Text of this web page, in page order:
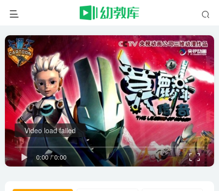
0:00/0:00
Video load failed